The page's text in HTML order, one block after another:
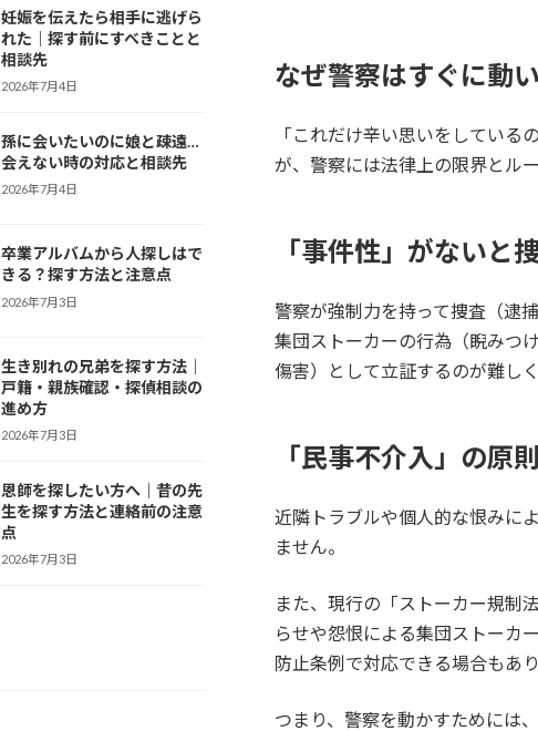
なぜ警察はすぐに動
「これだけ辛い思いをしている
が、警察には法律上の限界とル
「事件性」がないと
警察が強制力を持って捜査（逮
集団ストーカーの行為（睨みつ
傷害）として立証するのが難し
「民事不介入」の原則
近隣トラブルや個人的な恨みに
ません。
また、現行の「ストーカー規制
らせや怨恨による集団ストーカ
防止条例で対応できる場合もあ
つまり、警察を動かすためには
妊娠を伝えたら相手に逃げら
れた｜探す前にすべきことと
相談先
2026年7月4日
孫に会いたいのに娘と疎遠…
会えない時の対応と相談先
2026年7月4日
卒業アルバムから人探しはで
きる？探す方法と注意点
2026年7月3日
生き別れの兄弟を探す方法｜
戸籍・親族確認・探偵相談の
進め方
2026年7月3日
恩師を探したい方へ｜昔の先
生を探す方法と連絡前の注意
点
2026年7月3日